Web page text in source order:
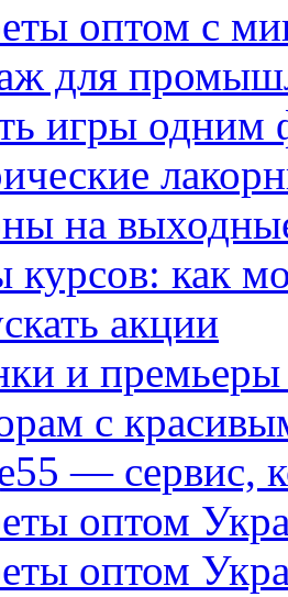
оптом с
для
игры одним
на
курсов: как
акции
и
с
— сервис,
оптом
оптом